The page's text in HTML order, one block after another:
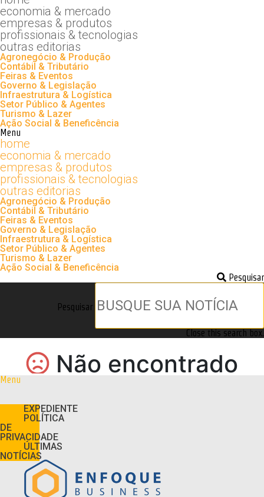
economia & mercado
empresas & produtos
profissionais & tecnologias
outras editorias
Agronegócio & Produção
Contábil & Tributário
Feiras & Eventos
Governo & Legislação
Infraestrutura & Logística
Setor Público & Agentes
Turismo & Lazer
Ação Social & Beneficência
Menu
home
economia & mercado
empresas & produtos
profissionais & tecnologias
outras editorias
Agronegócio & Produção
Contábil & Tributário
Feiras & Eventos
Governo & Legislação
Infraestrutura & Logística
Setor Público & Agentes
Turismo & Lazer
Ação Social & Beneficência
Pesquisar
Pesquisar
Close this search box.
Menu
EXPEDIENTE
POLÍTICA
DE
PRIVACIDADE
ÚLTIMAS
NOTÍCIAS